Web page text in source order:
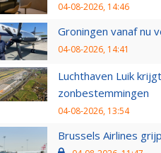
04-08-2026, 14:46
Groningen vanaf nu
04-08-2026, 14:41
Luchthaven Luik
zonbestemmingen
04-08-2026, 13:54
Brussels Airlines